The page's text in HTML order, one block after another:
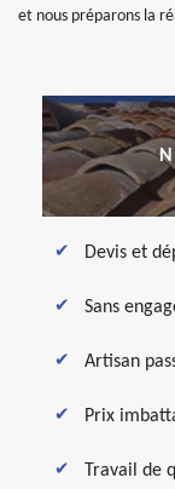
et nous préparons la
Devis et
Sans
Artisan
Prix
Travail de